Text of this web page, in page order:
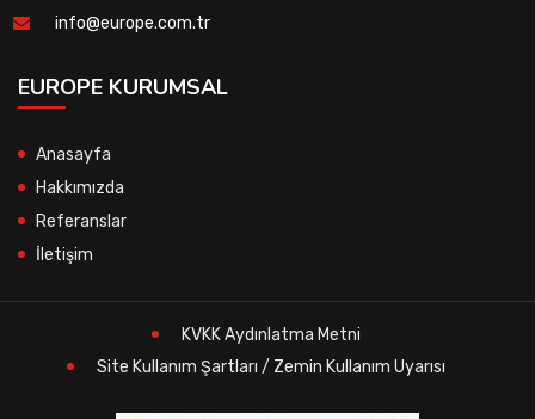
info@europe.com.tr
EUROPE KURUMSAL
Anasayfa
Hakkımızda
Referanslar
İletişim
KVKK Aydınlatma Metni
Site Kullanım Şartları / Zemin Kullanım Uyarısı